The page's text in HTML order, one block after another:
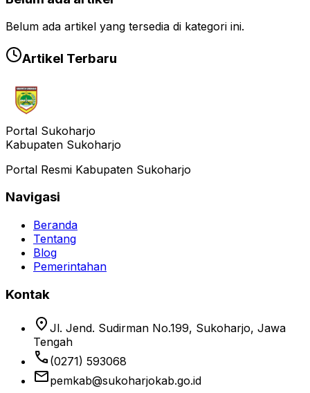
Belum ada artikel yang tersedia di kategori ini.
Artikel Terbaru
Portal Sukoharjo
Kabupaten Sukoharjo
Portal Resmi Kabupaten Sukoharjo
Navigasi
Beranda
Tentang
Blog
Pemerintahan
Kontak
location_on Jl. Jend. Sudirman No.199, Sukoharjo, Jawa
Tengah
phone (0271) 593068
emailpemkab@sukoharjokab.go.id